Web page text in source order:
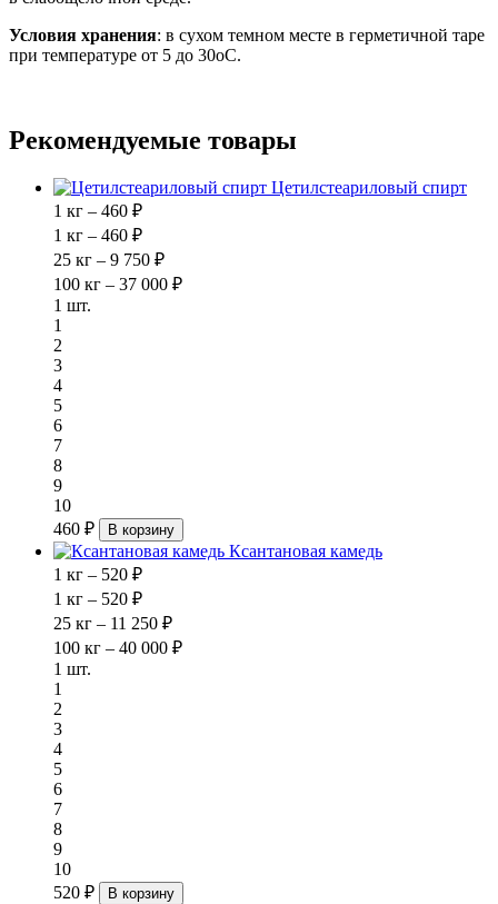
Условия хранения: в сухом темном месте в герметичной таре
при температуре от 5 до 30оС.
Рекомендуемые товары
Цетилстеариловый спирт
1 кг – 460 ₽
1 кг – 460 ₽
25 кг – 9 750 ₽
100 кг – 37 000 ₽
1 шт.
1
2
3
4
5
6
7
8
9
10
460 ₽
В корзину
Ксантановая камедь
1 кг – 520 ₽
1 кг – 520 ₽
25 кг – 11 250 ₽
100 кг – 40 000 ₽
1 шт.
1
2
3
4
5
6
7
8
9
10
520 ₽
В корзину